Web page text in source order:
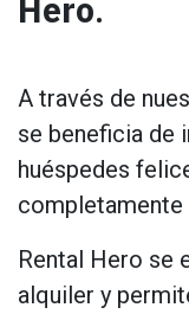
Hero.
A través de
se beneficia de
huéspedes
completamente
Rental Hero se
alquiler y